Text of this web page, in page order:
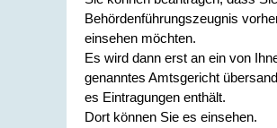
Behördenführungszeugnis
einsehen möchten.
Es wird dann erst an ein von
genanntes Amtsgericht
es Eintragungen enthält.
Dort können Sie es einsehen.